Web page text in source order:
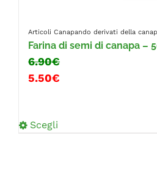
Articoli Canapando derivati della
Farina di semi di canapa –
6.90€
5.50€
Scegli